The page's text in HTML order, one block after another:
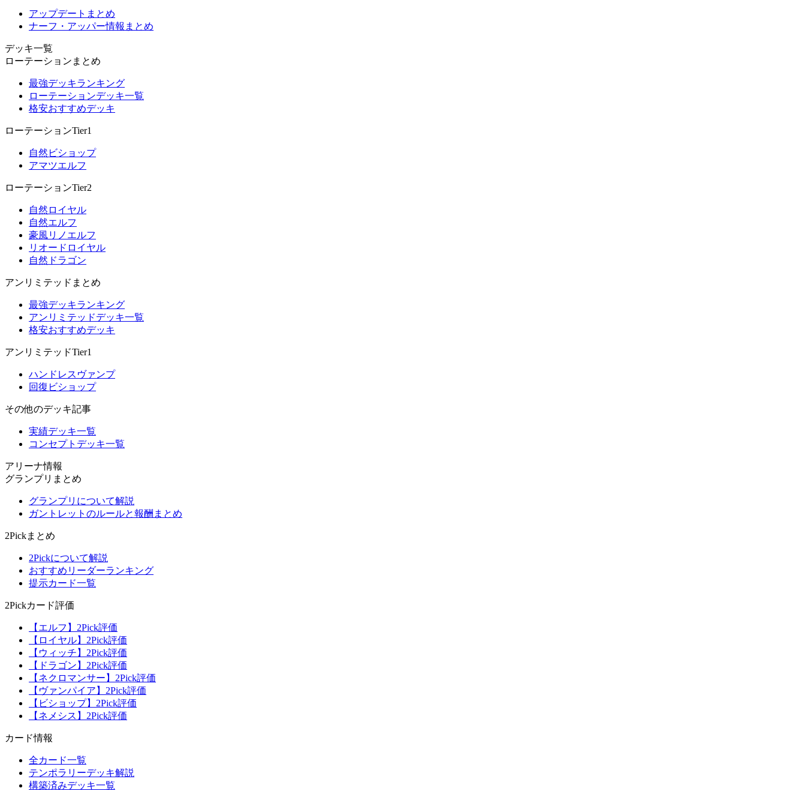
アップデートまとめ
ナーフ・アッパー情報まとめ
デッキ一覧
ローテーションまとめ
最強デッキランキング
ローテーションデッキ一覧
格安おすすめデッキ
ローテーションTier1
自然ビショップ
アマツエルフ
ローテーションTier2
自然ロイヤル
自然エルフ
豪風リノエルフ
リオードロイヤル
自然ドラゴン
アンリミテッドまとめ
最強デッキランキング
アンリミテッドデッキ一覧
格安おすすめデッキ
アンリミテッドTier1
ハンドレスヴァンプ
回復ビショップ
その他のデッキ記事
実績デッキ一覧
コンセプトデッキ一覧
アリーナ情報
グランプリまとめ
グランプリについて解説
ガントレットのルールと報酬まとめ
2Pickまとめ
2Pickについて解説
おすすめリーダーランキング
提示カード一覧
2Pickカード評価
【エルフ】2Pick評価
【ロイヤル】2Pick評価
【ウィッチ】2Pick評価
【ドラゴン】2Pick評価
【ネクロマンサー】2Pick評価
【ヴァンパイア】2Pick評価
【ビショップ】2Pick評価
【ネメシス】2Pick評価
カード情報
全カード一覧
テンポラリーデッキ解説
構築済みデッキ一覧